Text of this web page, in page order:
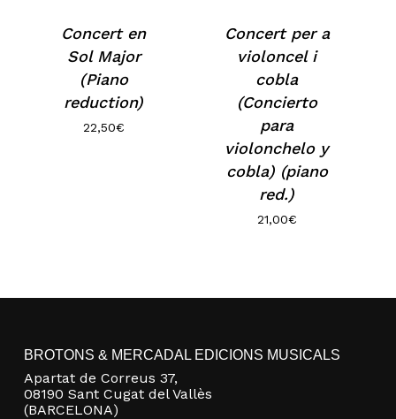
No hay productos en el carrito.
Concert en
Sol Major
(Piano
reduction)
22,50€
Concert per a
violoncel i
cobla
(Concierto
para
violonchelo y
cobla) (piano
red.)
21,00€
BROTONS & MERCADAL EDICIONS MUSICALS
Apartat de Correus 37,
08190 Sant Cugat del Vallès
(BARCELONA)